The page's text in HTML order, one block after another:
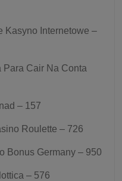
Kasyno Internetowe –
Para Cair Na Conta
– 157
Roulette – 726
Bonus Germany – 950
– 576